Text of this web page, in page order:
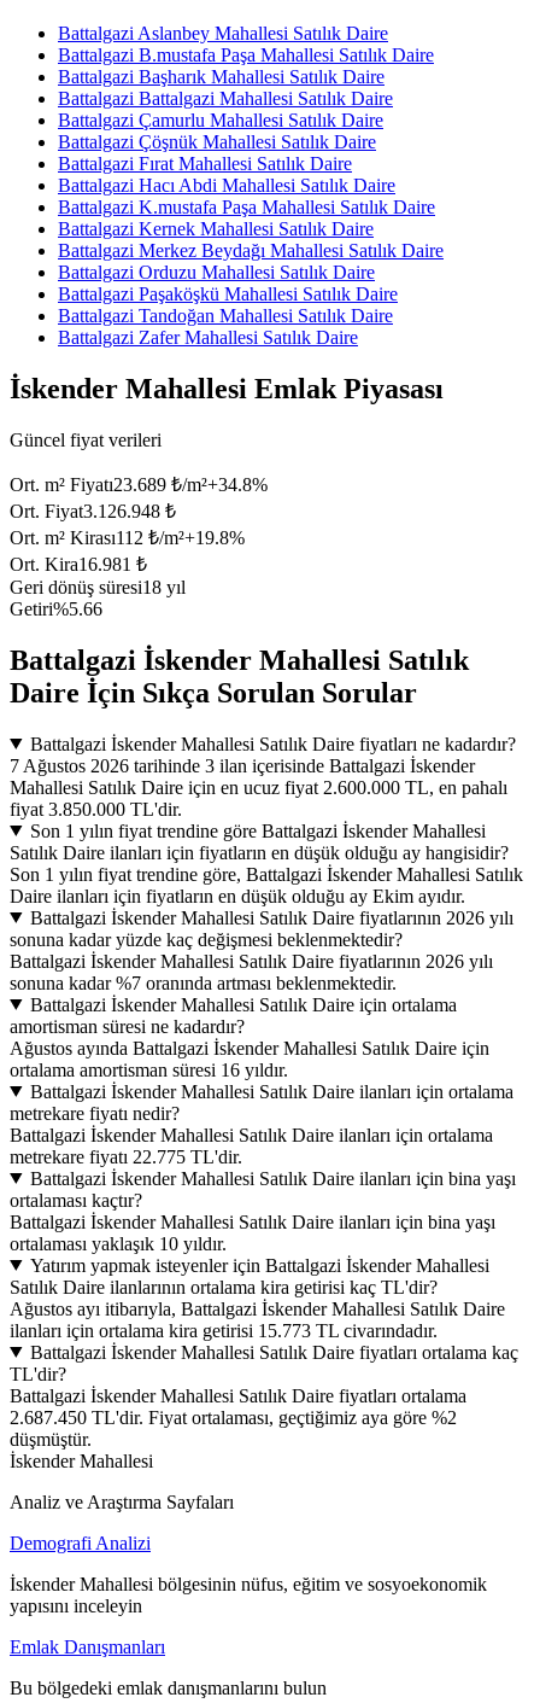
Battalgazi Aslanbey Mahallesi Satılık Daire
Battalgazi B.mustafa Paşa Mahallesi Satılık Daire
Battalgazi Başharık Mahallesi Satılık Daire
Battalgazi Battalgazi Mahallesi Satılık Daire
Battalgazi Çamurlu Mahallesi Satılık Daire
Battalgazi Çöşnük Mahallesi Satılık Daire
Battalgazi Fırat Mahallesi Satılık Daire
Battalgazi Hacı Abdi Mahallesi Satılık Daire
Battalgazi K.mustafa Paşa Mahallesi Satılık Daire
Battalgazi Kernek Mahallesi Satılık Daire
Battalgazi Merkez Beydağı Mahallesi Satılık Daire
Battalgazi Orduzu Mahallesi Satılık Daire
Battalgazi Paşaköşkü Mahallesi Satılık Daire
Battalgazi Tandoğan Mahallesi Satılık Daire
Battalgazi Zafer Mahallesi Satılık Daire
İskender Mahallesi Emlak Piyasası
Güncel fiyat verileri
Ort. m² Fiyatı23.689 ₺/m²+34.8%
Ort. Fiyat3.126.948 ₺
Ort. m² Kirası112 ₺/m²+19.8%
Ort. Kira16.981 ₺
Geri dönüş süresi18 yıl
Getiri%5.66
Battalgazi İskender Mahallesi Satılık
Daire İçin Sıkça Sorulan Sorular
Battalgazi İskender Mahallesi Satılık Daire fiyatları ne kadardır?
7 Ağustos 2026 tarihinde 3 ilan içerisinde Battalgazi İskender
Mahallesi Satılık Daire için en ucuz fiyat 2.600.000 TL, en pahalı
fiyat 3.850.000 TL'dir.
Son 1 yılın fiyat trendine göre Battalgazi İskender Mahallesi
Satılık Daire ilanları için fiyatların en düşük olduğu ay hangisidir?
Son 1 yılın fiyat trendine göre, Battalgazi İskender Mahallesi Satılık
Daire ilanları için fiyatların en düşük olduğu ay Ekim ayıdır.
Battalgazi İskender Mahallesi Satılık Daire fiyatlarının 2026 yılı
sonuna kadar yüzde kaç değişmesi beklenmektedir?
Battalgazi İskender Mahallesi Satılık Daire fiyatlarının 2026 yılı
sonuna kadar %7 oranında artması beklenmektedir.
Battalgazi İskender Mahallesi Satılık Daire için ortalama
amortisman süresi ne kadardır?
Ağustos ayında Battalgazi İskender Mahallesi Satılık Daire için
ortalama amortisman süresi 16 yıldır.
Battalgazi İskender Mahallesi Satılık Daire ilanları için ortalama
metrekare fiyatı nedir?
Battalgazi İskender Mahallesi Satılık Daire ilanları için ortalama
metrekare fiyatı 22.775 TL'dir.
Battalgazi İskender Mahallesi Satılık Daire ilanları için bina yaşı
ortalaması kaçtır?
Battalgazi İskender Mahallesi Satılık Daire ilanları için bina yaşı
ortalaması yaklaşık 10 yıldır.
Yatırım yapmak isteyenler için Battalgazi İskender Mahallesi
Satılık Daire ilanlarının ortalama kira getirisi kaç TL'dir?
Ağustos ayı itibarıyla, Battalgazi İskender Mahallesi Satılık Daire
ilanları için ortalama kira getirisi 15.773 TL civarındadır.
Battalgazi İskender Mahallesi Satılık Daire fiyatları ortalama kaç
TL'dir?
Battalgazi İskender Mahallesi Satılık Daire fiyatları ortalama
2.687.450 TL'dir. Fiyat ortalaması, geçtiğimiz aya göre %2
düşmüştür.
İskender Mahallesi
Analiz ve Araştırma Sayfaları
Demografi Analizi
İskender Mahallesi bölgesinin nüfus, eğitim ve sosyoekonomik
yapısını inceleyin
Emlak Danışmanları
Bu bölgedeki emlak danışmanlarını bulun